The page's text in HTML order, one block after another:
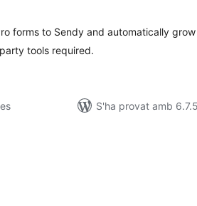
forms to Sendy and automatically
tools required.
S'ha provat amb 6.7.5